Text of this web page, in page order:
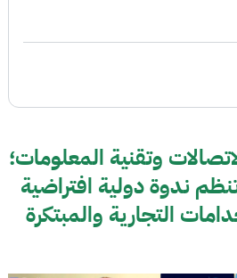
وتقنية المعلومات؛
ندوة دولية افتراضية
التجارية والمبتكرة